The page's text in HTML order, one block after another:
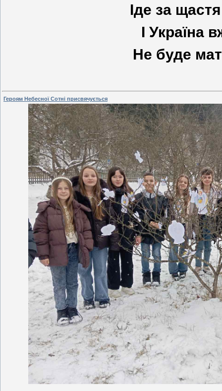
Іде за
І Україна
Не буде
Героям Небесної Сотні присвячується